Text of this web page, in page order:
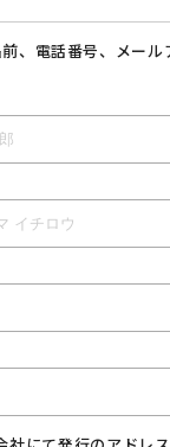
、電話番号、メール